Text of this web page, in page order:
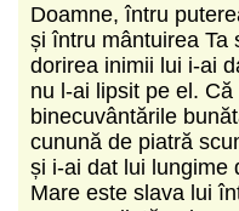
Doamne, întru
și întru mântuirea Ta
dorirea inimii lui i-ai
nu l-ai lipsit pe el.
binecuvântările
cunună de piatră
și i-ai dat lui lungime
Mare este slava lui